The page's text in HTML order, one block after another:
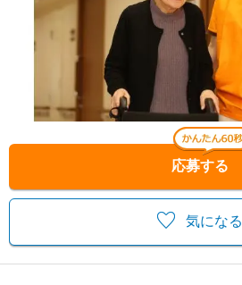
気になる
応募する